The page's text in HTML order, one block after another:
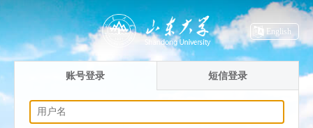
English
账号登录 短信登录